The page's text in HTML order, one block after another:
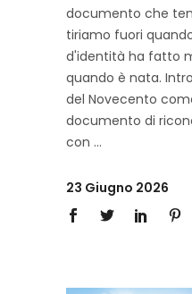
documento che
tiriamo fuori
d'identità ha fatto
quando è nata.
del Novecento
documento di
con
23 Giugno 2026